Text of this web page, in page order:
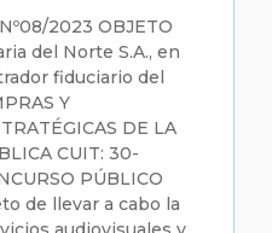
2023 OBJETO
del Norte S.A., en
fiduciario del
Y
DE LA
CUIT: 30-
PÚBLICO
de llevar a cabo la